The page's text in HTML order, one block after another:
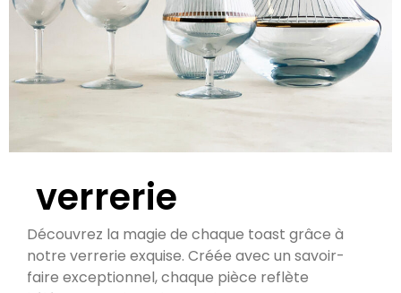
verrerie
Découvrez la magie de chaque toast grâce à
notre verrerie exquise. Créée avec un savoir-
faire exceptionnel, chaque pièce reflète